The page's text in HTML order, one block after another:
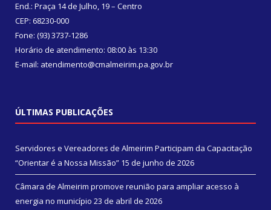
End.: Praça 14 de Julho, 19 – Centro
CEP: 68230-000
Fone: (93) 3737-1286
Horário de atendimento: 08:00 às 13:30
E-mail: atendimento@cmalmeirim.pa.gov.br
ÚLTIMAS PUBLICAÇÕES
Servidores e Vereadores de Almeirim Participam da Capacitação
“Orientar é a Nossa Missão” 15 de junho de 2026
Câmara de Almeirim promove reunião para ampliar acesso à
energia no município 23 de abril de 2026